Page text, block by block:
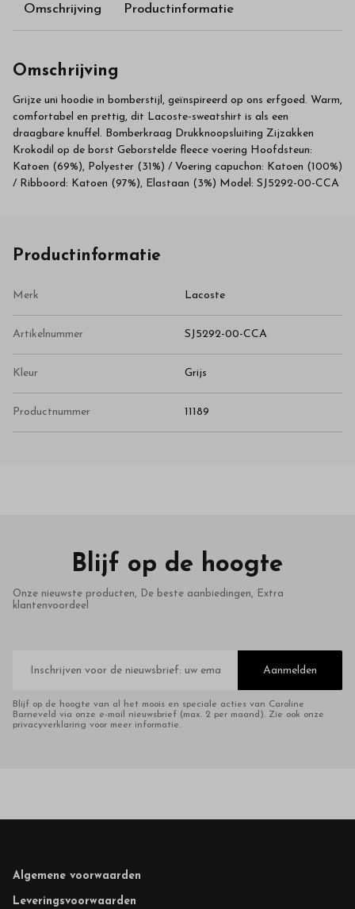
Omschrijving Productinformatie
Omschrijving
Grijze uni hoodie in bomberstijl, geïnspireerd op ons erfgoed. Warm,
comfortabel en prettig, dit Lacoste-sweatshirt is als een
draagbare knuffel. Bomberkraag Drukknoopsluiting Zijzakken
Krokodil op de borst Geborstelde fleece voering Hoofdsteun:
Katoen (69%), Polyester (31%) / Voering capuchon: Katoen (100%)
/ Ribboord: Katoen (97%), Elastaan (3%) Model: SJ5292-00-CCA
Productinformatie
Merk Lacoste
Artikelnummer SJ5292-00-CCA
Kleur Grijs
Productnummer 11189
Blijf op de hoogte
Onze nieuwste producten, De beste aanbiedingen, Extra
klantenvoordeel
mailadres
Aanmelden
Blijf op de hoogte van al het moois en speciale acties van Caroline
Barneveld via onze e-mail nieuwsbrief (max. 2 per maand). Zie ook onze
privacyverklaring voor meer informatie.
Footer
Algemene voorwaarden
Leveringsvoorwaarden